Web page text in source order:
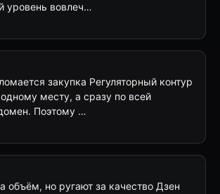
уровень вовлеч…
закупка Регуляторный контур
месту, а сразу по всей
Поэтому …
объём, но ругают за качество Дзен